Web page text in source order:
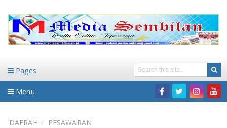
Pages
Menu
DAERAH PESAWARAN